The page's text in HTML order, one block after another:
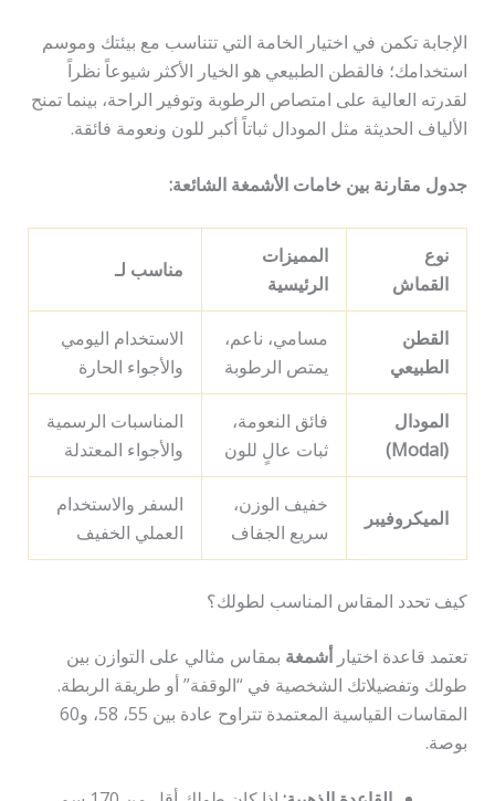
الإجابة تكمن في اختيار الخامة التي تتناسب مع بيئتك وموسم
استخدامك؛ فالقطن الطبيعي هو الخيار الأكثر شيوعاً نظراً
لقدرته العالية على امتصاص الرطوبة وتوفير الراحة، بينما تمنح
الألياف الحديثة مثل المودال ثباتاً أكبر للون ونعومة فائقة.
جدول مقارنة بين خامات الأشمغة الشائعة:
نوع
القماش
المميزات
الرئيسية
مناسب لـ
القطن
الطبيعي
مسامي، ناعم،
يمتص الرطوبة
الاستخدام اليومي
والأجواء الحارة
المودال
(Modal)
فائق النعومة،
ثبات عالٍ للون
المناسبات الرسمية
والأجواء المعتدلة
الميكروفيبر
خفيف الوزن،
سريع الجفاف
السفر والاستخدام
العملي الخفيف
كيف تحدد المقاس المناسب لطولك؟
تعتمد قاعدة اختيار أشمغة بمقاس مثالي على التوازن بين
طولك وتفضيلاتك الشخصية في “الوقفة” أو طريقة الربطة.
المقاسات القياسية المعتمدة تتراوح عادة بين 55، 58، و60
بوصة.